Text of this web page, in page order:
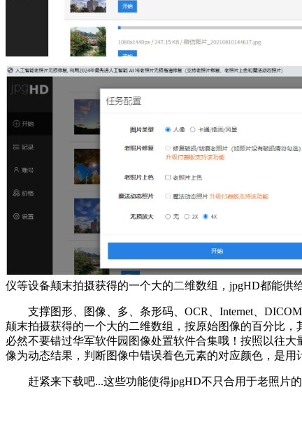
仪等设备颠末拍摄获得的一个大的二维数组，jpgHD都能供
支撑图形、图像、多、条形码、OCR、Internet、DICOM
颠末拍摄获得的一个大的二维数组，按原始图像的百分比
必然不要错过华军软件园图像处置软件合集哦！按照以往
像为动态结果，判断图像中错误着色元素的对应颜色，是用
赶紧来下载吧...这些功能使得jpgHD不只合用于老照片的